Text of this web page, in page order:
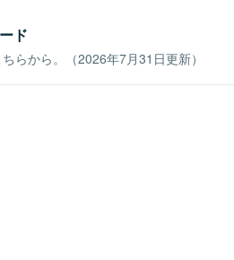
ド
らから。（2026年7月31日更新）